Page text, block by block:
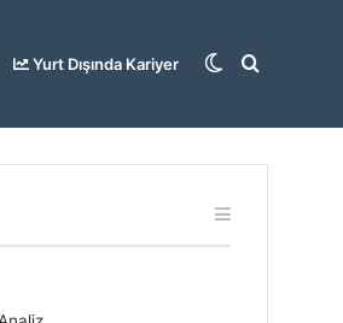
Yurt Dışında Kariyer Arama
Dış